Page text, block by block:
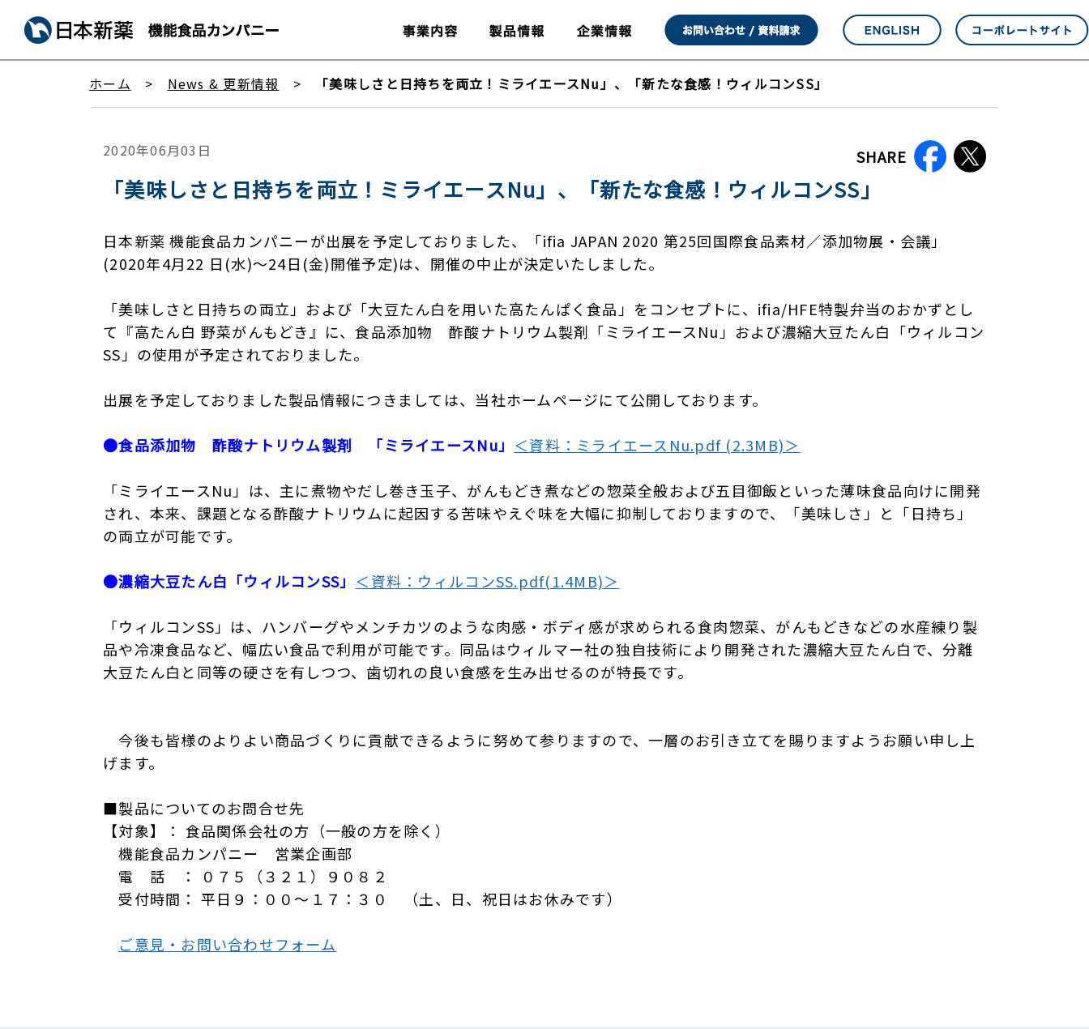
ホーム News & 更新情報 「美味しさと日持ちを両立！ミライエースNu」、「新たな食感！ウィルコンSS」
2020年06月03日 SHARE
「美味しさと日持ちを両立！ミライエースNu」、「新たな食感！ウィルコンSS」
日本新薬 機能食品カンパニーが出展を予定しておりました、「ifia JAPAN 2020 第25回国際食品素材／添加物展・会議」
(2020年4月22 日(水)～24日(金)開催予定)は、開催の中止が決定いたしました。
「美味しさと日持ちの両立」および「大豆たん白を用いた高たんぱく食品」をコンセプトに、ifia/HFE特製弁当のおかずとし
て『高たん白 野菜がんもどき』に、食品添加物 酢酸ナトリウム製剤「ミライエースNu」および濃縮大豆たん白「ウィルコン
SS」の使用が予定されておりました。
出展を予定しておりました製品情報につきましては、当社ホームページにて公開しております。
●食品添加物 酢酸ナトリウム製剤 「ミライエースNu」 ＜資料：ミライエースNu.pdf (2.3MB)＞
「ミライエースNu」は、主に煮物やだし巻き玉子、がんもどき煮などの惣菜全般および五目御飯といった薄味食品向けに開発
され、本来、課題となる酢酸ナトリウムに起因する苦味やえぐ味を大幅に抑制しておりますので、「美味しさ」と「日持ち」
の両立が可能です。
●濃縮大豆たん白「ウィルコンSS」 ＜資料：ウィルコンSS.pdf(1.4MB)＞
「ウィルコンSS」は、ハンバーグやメンチカツのような肉感・ボディ感が求められる食肉惣菜、がんもどきなどの水産練り製
品や冷凍食品など、幅広い食品で利用が可能です。同品はウィルマー社の独自技術により開発された濃縮大豆たん白で、分離
大豆たん白と同等の硬さを有しつつ、歯切れの良い食感を生み出せるのが特長です。
今後も皆様のよりよい商品づくりに貢献できるように努めて参りますので、一層のお引き立てを賜りますようお願い申し上
げます。
■製品についてのお問合せ先
【対象】： 食品関係会社の方（一般の方を除く）
機能食品カンパニー 営業企画部
電 話 ： ０７５（３２１）９０８２
受付時間： 平日９：００～１７：３０ （土、日、祝日はお休みです）
ご意見・お問い合わせフォーム